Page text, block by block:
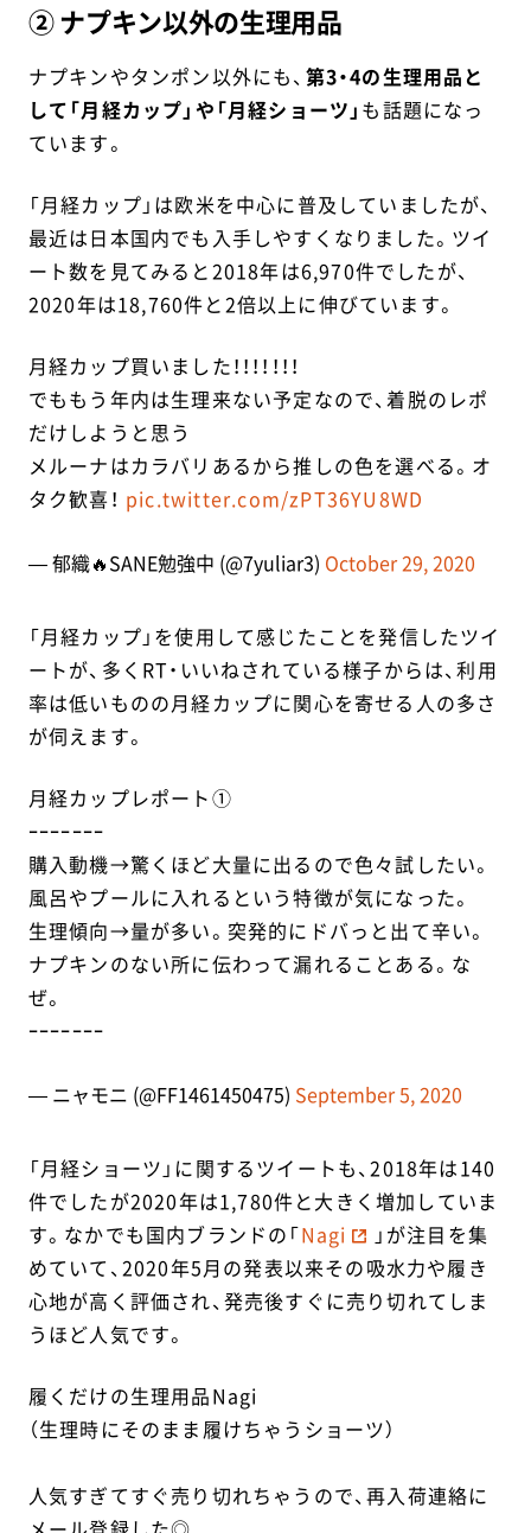
② ナプキン以外の生理用品
ナプキンやタンポン以外にも、 第3・4の生理用品と
して「月経カップ」や「月経ショーツ」 も話題になっ
ています。
「月経カップ」は欧米を中心に普及していましたが、
最近は日本国内でも入手しやすくなりました。ツイ
ート数を見てみると2018年は6,970件でしたが、
2020年は18,760件と2倍以上に伸びています。
月経カップ買いました！！！！！！！
でももう年内は生理来ない予定なので、着脱のレポ
だけしようと思う
メルーナはカラバリあるから推しの色を選べる。オ
タク歓喜！ pic.twitter.com/zPT36YU8WD
— 郁織🔥SANE勉強中 (@7yuliar3) October 29, 2020
「月経カップ」を使用して感じたことを発信したツイ
ートが、多くRT・いいねされている様子からは、利用
率は低いものの月経カップに関心を寄せる人の多さ
が伺えます。
月経カップレポート①
ｰｰｰｰｰｰｰ
購入動機→驚くほど大量に出るので色々試したい。
風呂やプールに入れるという特徴が気になった。
生理傾向→量が多い。突発的にドバっと出て辛い。
ナプキンのない所に伝わって漏れることある。な
ぜ。
ｰｰｰｰｰｰｰ
— ニャモニ (@FF1461450475) September 5, 2020
「月経ショーツ」に関するツイートも、2018年は140
件でしたが2020年は1,780件と大きく増加していま
す。なかでも国内ブランドの「Nagi
」が注目を集
めていて、2020年5月の発表以来その吸水力や履き
心地が高く評価され、発売後すぐに売り切れてしま
うほど人気です。
履くだけの生理用品Nagi
（生理時にそのまま履けちゃうショーツ）
人気すぎてすぐ売り切れちゃうので、再入荷連絡に